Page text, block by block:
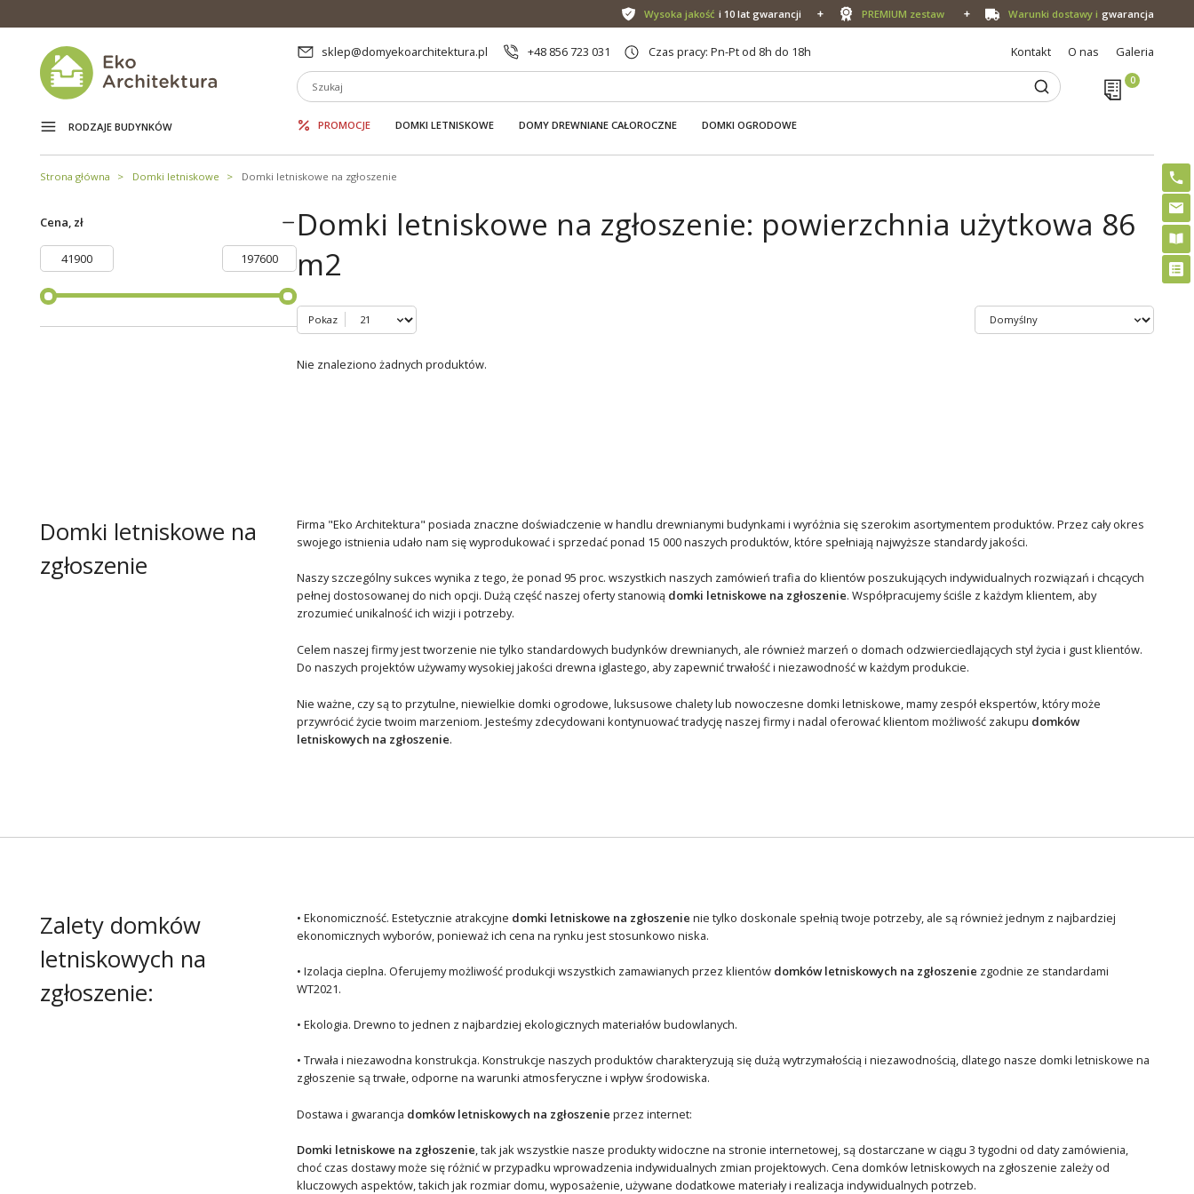
Wysoka jakość i 10 lat gwarancji PREMIUM zestaw Warunki dostawy i gwarancja
sklep@domyekoarchitektura.pl +48 856 723 031 Czas pracy: Pn-Pt od 8h do 18h Kontakt O nas Galeria
RODZAJE BUDYNKÓW PROMOCJE DOMKI LETNISKOWE DOMY DREWNIANE CAŁOROCZNE DOMKI OGRODOWE
Strona główna Domki letniskowe Domki letniskowe na zgłoszenie
Cena, zł
Domki letniskowe na zgłoszenie: powierzchnia użytkowa 86
m2
Pokaz
Nie znaleziono żadnych produktów.
Domki letniskowe na
zgłoszenie
Firma "Eko Architektura" posiada znaczne doświadczenie w handlu drewnianymi budynkami i wyróżnia się szerokim asortymentem produktów. Przez cały okres
swojego istnienia udało nam się wyprodukować i sprzedać ponad 15 000 naszych produktów, które spełniają najwyższe standardy jakości.
Naszy szczególny sukces wynika z tego, że ponad 95 proc. wszystkich naszych zamówień trafia do klientów poszukujących indywidualnych rozwiązań i chcących
pełnej dostosowanej do nich opcji. Dużą część naszej oferty stanowią domki letniskowe na zgłoszenie. Współpracujemy ściśle z każdym klientem, aby
zrozumieć unikalność ich wizji i potrzeby.
Celem naszej firmy jest tworzenie nie tylko standardowych budynków drewnianych, ale również marzeń o domach odzwierciedlających styl życia i gust klientów.
Do naszych projektów używamy wysokiej jakości drewna iglastego, aby zapewnić trwałość i niezawodność w każdym produkcie.
Nie ważne, czy są to przytulne, niewielkie domki ogrodowe, luksusowe chalety lub nowoczesne domki letniskowe, mamy zespół ekspertów, który może
przywrócić życie twoim marzeniom. Jesteśmy zdecydowani kontynuować tradycję naszej firmy i nadal oferować klientom możliwość zakupu domków
letniskowych na zgłoszenie.
Zalety domków
letniskowych na
zgłoszenie:
• Ekonomiczność. Estetycznie atrakcyjne domki letniskowe na zgłoszenie nie tylko doskonale spełnią twoje potrzeby, ale są również jednym z najbardziej
ekonomicznych wyborów, ponieważ ich cena na rynku jest stosunkowo niska.
• Izolacja cieplna. Oferujemy możliwość produkcji wszystkich zamawianych przez klientów domków letniskowych na zgłoszenie zgodnie ze standardami
WT2021.
• Ekologia. Drewno to jednen z najbardziej ekologicznych materiałów budowlanych.
• Trwała i niezawodna konstrukcja. Konstrukcje naszych produktów charakteryzują się dużą wytrzymałością i niezawodnością, dlatego nasze domki letniskowe na
zgłoszenie są trwałe, odporne na warunki atmosferyczne i wpływ środowiska.
Dostawa i gwarancja domków letniskowych na zgłoszenie przez internet:
Domki letniskowe na zgłoszenie, tak jak wszystkie nasze produkty widoczne na stronie internetowej, są dostarczane w ciągu 3 tygodni od daty zamówienia,
choć czas dostawy może się różnić w przypadku wprowadzenia indywidualnych zmian projektowych. Cena domków letniskowych na zgłoszenie zależy od
kluczowych aspektów, takich jak rozmiar domu, wyposażenie, używane dodatkowe materiały i realizacja indywidualnych potrzeb.